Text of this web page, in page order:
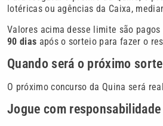
lotéricas ou agências da Caixa,
Valores acima desse limite são
90 dias após o sorteio para fazer o
Quando será o próximo
O próximo concurso da Quina será
Jogue com responsabilidade